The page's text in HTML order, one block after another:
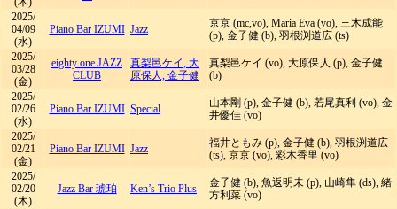
2025/
04/09
(水)
Piano Bar IZUMI Jazz
京京 (mc,vo), Maria Eva (vo), 三木成能
(p), 金子健 (b), 羽根渕道広 (ts)
2025/
03/28
(金)
eighty one JAZZ
CLUB
真梨邑ケイ, 大
原保人, 金子健
真梨邑ケイ (vo), 大原保人 (p), 金子健
(b)
2025/
02/26
(水)
Piano Bar IZUMI Special
山本剛 (p), 金子健 (b), 若尾真利 (vo), 金
井優佳 (vo)
2025/
02/21
(金)
Piano Bar IZUMI Jazz
福井ともみ (p), 金子健 (b), 羽根渕道広
(ts), 京京 (vo), 彩木香里 (vo)
2025/
02/20
(木)
Jazz Bar 琥珀 Ken’s Trio Plus
金子健 (b), 魚返明未 (p), 山崎隼 (ds), 緒
方利菜 (vo)